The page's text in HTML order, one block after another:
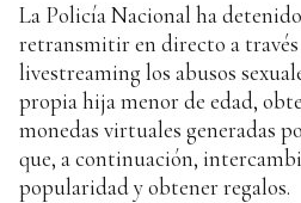
La Policía Nacional ha
retransmitir en directo a
livestreaming los abusos
propia hija menor de edad,
monedas virtuales generadas
que, a continuación,
popularidad y obtener regalos.